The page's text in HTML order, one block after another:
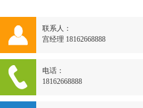
联系人：
宫经理 18162668888
电话：
18162668888